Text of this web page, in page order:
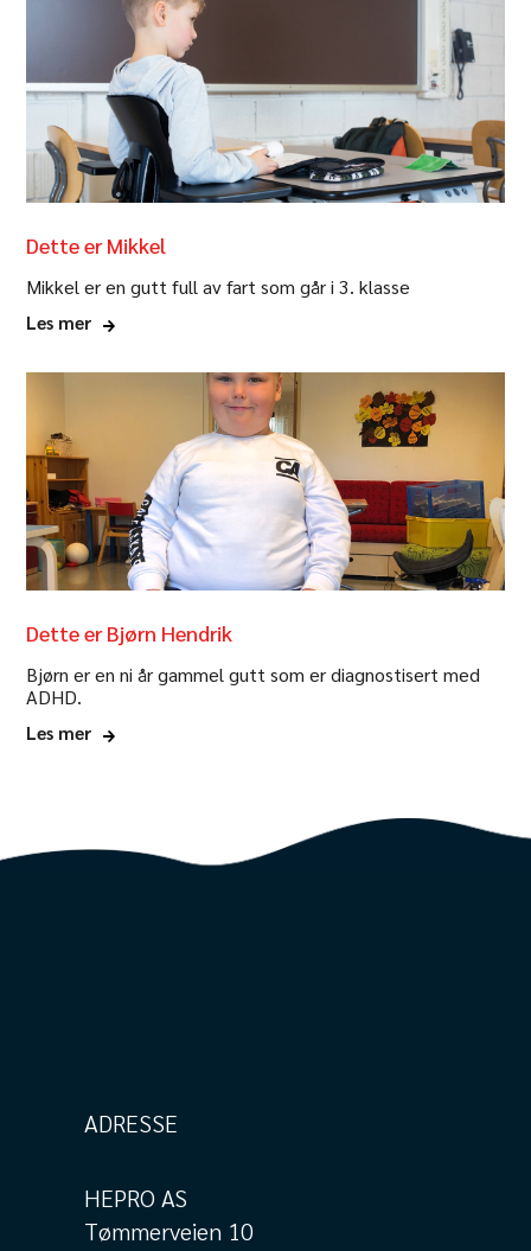
Dette er Bjørn Hendrik
Bjørn er en ni år gammel gutt som er diagnostisert med
ADHD.
Dette er Mikkel
Mikkel er en gutt full av fart som går i 3. klasse
Les mer
Dette er Bjørn Hendrik
Bjørn er en ni år gammel gutt som er diagnostisert med
ADHD.
Les mer
ADRESSE
HEPRO AS
Tømmerveien 10